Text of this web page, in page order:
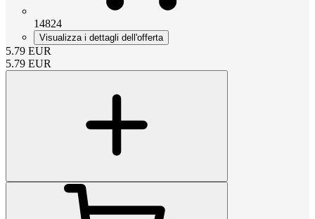
14824
Visualizza i dettagli dell'offerta
5.79 EUR
5.79 EUR